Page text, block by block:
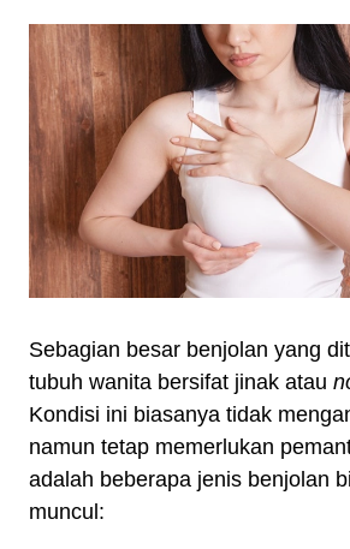
Sebagian besar benjolan yang
tubuh wanita bersifat jinak atau
Kondisi ini biasanya tidak
namun tetap memerlukan
adalah beberapa jenis benjolan
muncul: